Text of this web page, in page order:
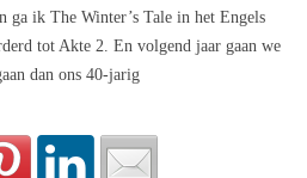
ga ik The Winter’s Tale in het Engels
tot Akte 2. En volgend jaar gaan we
dan ons 40-jarig